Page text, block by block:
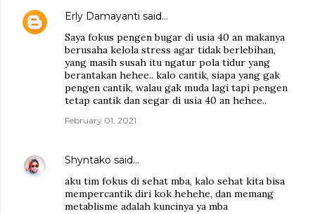
Erly Damayanti said…
Saya fokus pengen bugar di usia 40 an makanya
berusaha kelola stress agar tidak berlebihan,
yang masih susah itu ngatur pola tidur yang
berantakan hehee.. kalo cantik, siapa yang gak
pengen cantik, walau gak muda lagi tapi pengen
tetap cantik dan segar di usia 40 an hehee..
February 01, 2021
Shyntako said…
aku tim fokus di sehat mba, kalo sehat kita bisa
mempercantik diri kok hehehe, dan memang
metablisme adalah kuncinya ya mba